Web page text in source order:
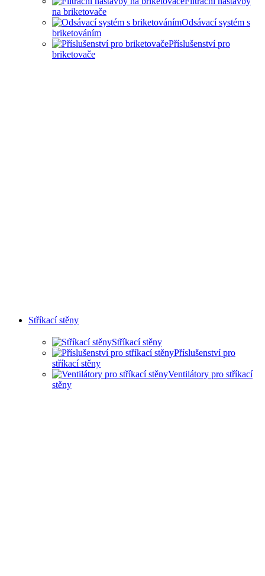
na briketovače
Odsávací systém s
briketováním
Příslušenství pro
briketovače
Stříkací stěny
Stříkací stěny
Příslušenství pro
stříkací stěny
Ventilátory pro stříkací
stěny